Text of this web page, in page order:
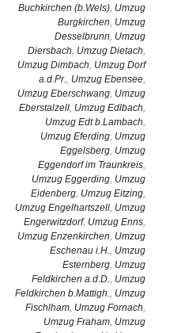
Buchkirchen (b.Wels), Umzug
Burgkirchen, Umzug
Desselbrunn, Umzug
Diersbach, Umzug Dietach,
Umzug Dimbach, Umzug Dorf
a.d.Pr., Umzug Ebensee,
Umzug Eberschwang, Umzug
Eberstalzell, Umzug Edlbach,
Umzug Edt b.Lambach,
Umzug Eferding, Umzug
Eggelsberg, Umzug
Eggendorf im Traunkreis,
Umzug Eggerding, Umzug
Eidenberg, Umzug Eitzing,
Umzug Engelhartszell, Umzug
Engerwitzdorf, Umzug Enns,
Umzug Enzenkirchen, Umzug
Eschenau i.H., Umzug
Esternberg, Umzug
Feldkirchen a.d.D., Umzug
Feldkirchen b.Mattigh., Umzug
Fischlham, Umzug Fornach,
Umzug Fraham, Umzug